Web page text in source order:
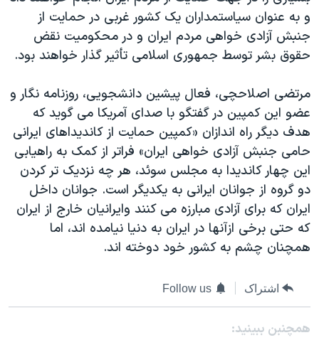
و به عنوان سیاستمداران یک کشور غربی در حمایت از
جنبش آزادی خواهی مردم ایران و در محکومیت نقض
حقوق بشر توسط جمهوری اسلامی تأثیر گذار خواهند بود.
مرتضی اصلاحچی، فعال پیشین دانشجویی، روزنامه نگار و
عضو این کمپین در گفتگو با صدای آمریکا می گوید که
هدف دیگر راه اندازان «کمپین حمایت از کاندیداهای ایرانی
حامی جنبش آزادی خواهی ایران» فراتر از کمک به راهیابی
این چهار کاندیدا به مجلس سوئد، هر چه نزدیک تر کردن
دو گروه از جوانان ایرانی به یکدیگر است. جوانان داخل
ایران که برای آزادی مبارزه می کنند وایرانیان خارج از ایران
که حتی برخی ازآنها در ایران به دنیا نیامده اند، اما
همچنان چشم به کشور خود دوخته اند.
اشتراک Follow us
همچنبن ببینید: